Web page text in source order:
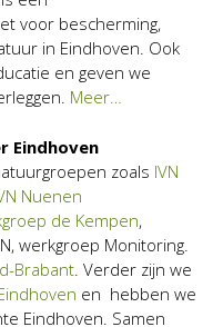
voor bescherming,
in Eindhoven. Ook
en geven we
Meer…
Eindhoven
zoals IVN
Nuenen
de Kempen,
werkgroep Monitoring.
Brabant . Verder zijn we
en hebben we
Eindhoven. Samen